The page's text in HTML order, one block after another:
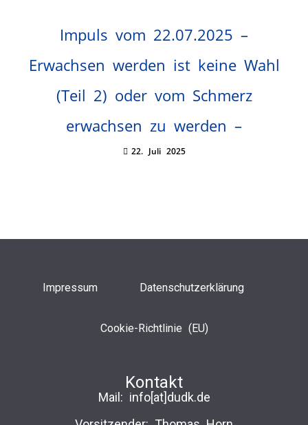
Impuls vom 22.07.2025 –
Erwachsen werden ist keine Wahl
(Teil 2) oder vom Schmerz
erwachsen zu werden –
22. Juli 2025
Impressum Datenschutzerklärung
Cookie-Richtlinie (EU)
Kontakt
Mail: info[at]dudk.de